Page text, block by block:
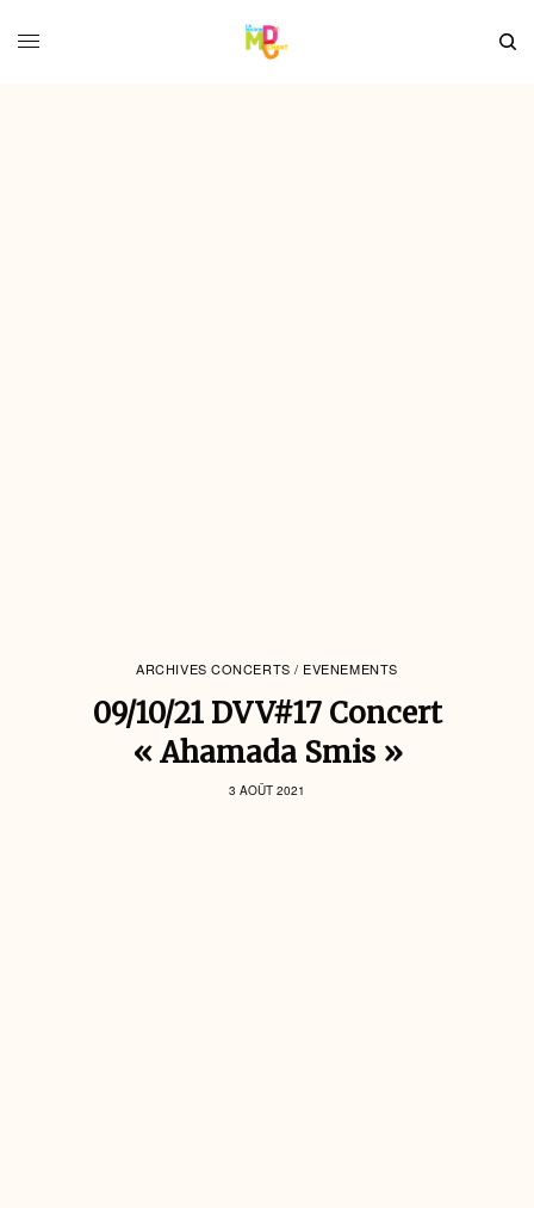
ARCHIVES CONCERTS / EVENEMENTS
09/10/21 DVV#17 Concert
« Ahamada Smis »
3 AOÛT 2021